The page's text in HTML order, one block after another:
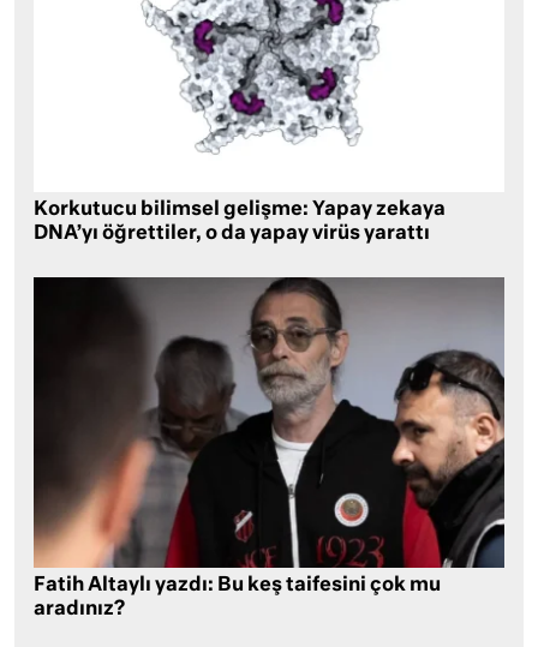
Korkutucu bilimsel gelişme: Yapay zekaya
DNA’yı öğrettiler, o da yapay virüs yarattı
Fatih Altaylı yazdı: Bu keş taifesini çok mu
aradınız?